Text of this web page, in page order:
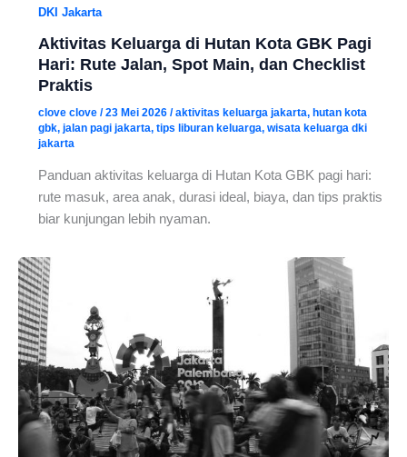
DKI Jakarta
Aktivitas Keluarga di Hutan Kota GBK Pagi
Hari: Rute Jalan, Spot Main, dan Checklist
Praktis
clove clove /23 Mei 2026 /aktivitas keluarga jakarta, hutan kota
gbk, jalan pagi jakarta, tips liburan keluarga, wisata keluarga dki
jakarta
Panduan aktivitas keluarga di Hutan Kota GBK pagi hari:
rute masuk, area anak, durasi ideal, biaya, dan tips praktis
biar kunjungan lebih nyaman.